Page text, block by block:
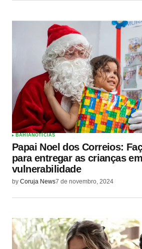
BAHIANOTÍCIAS
Papai Noel dos Correios:
para entregar as crianças
vulnerabilidade
by Coruja News7 de novembro, 2024